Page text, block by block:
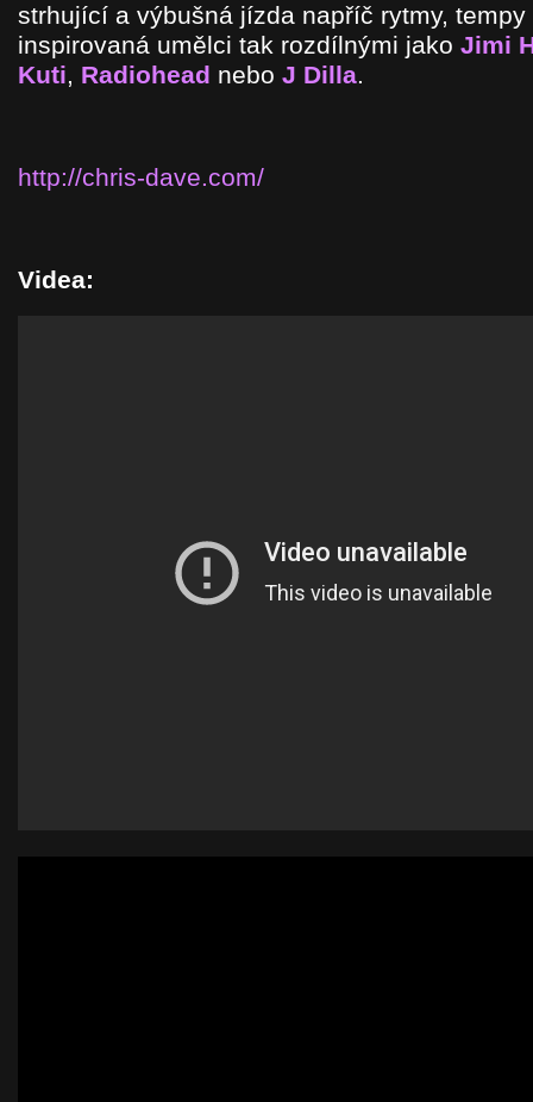
strhující a výbušná jízda napříč rytmy, tempy
inspirovaná umělci tak rozdílnými jako Jimi
Kuti, Radiohead nebo J Dilla.
http://chris-dave.com/
Videa: